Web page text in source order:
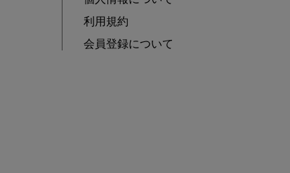
利用規約
会員登録について